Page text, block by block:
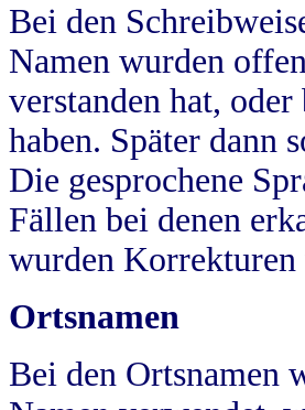
Bei den
Namen wurden
verstanden hat,
haben. Später dann
Die gesprochene
Fällen bei denen
wurden Korrekturen
Ortsnamen
Bei den Ortsnamen